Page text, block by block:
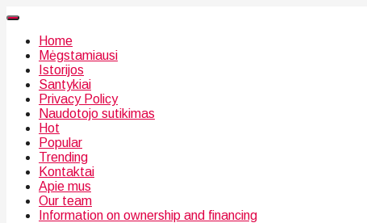
Home
Mėgstamiausi
Istorijos
Santykiai
Privacy Policy
Naudotojo sutikimas
Hot
Popular
Trending
Kontaktai
Apie mus
Our team
Information on ownership and financing